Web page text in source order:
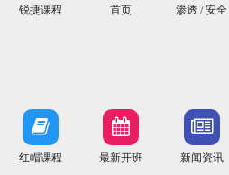
锐捷课程 首页 渗透 / 安全
红帽课程 最新开班 新闻资讯